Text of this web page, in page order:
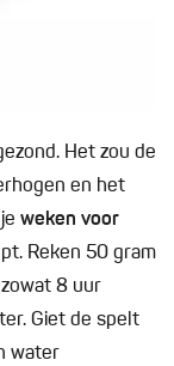
Het zou de
en het
weken voor
Reken 50 gram
8 uur
Giet de spelt
water